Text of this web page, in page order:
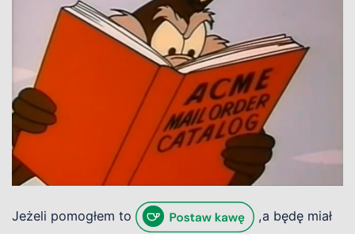
Jeżeli pomogłem to
,a będę miał